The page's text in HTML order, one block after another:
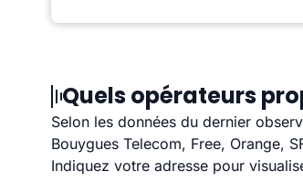
Quels opérateurs
Selon les données du dernier
Bouygues Telecom, Free, Orange,
Indiquez votre adresse pour